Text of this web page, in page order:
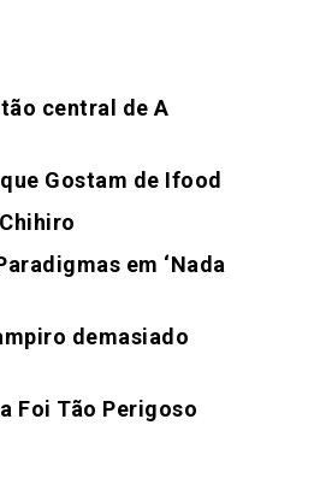
central de A
Gostam de Ifood
em ‘Nada
demasiado
Foi Tão Perigoso